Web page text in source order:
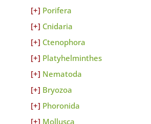
Porifera
Cnidaria
Ctenophora
Platyhelminthes
Nematoda
Bryozoa
Phoronida
Mollusca